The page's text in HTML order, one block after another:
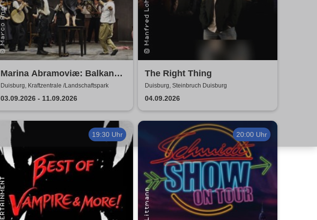
Marina Abramoviæ: Balkan
Erotic Epic
Duisburg, Kraftzentrale /Landschaftspark
03.09.2026 - 11.09.2026
The Right Thing
Duisburg, Steinbruch Duisburg
04.09.2026
19:30 Uhr 20:00 Uhr